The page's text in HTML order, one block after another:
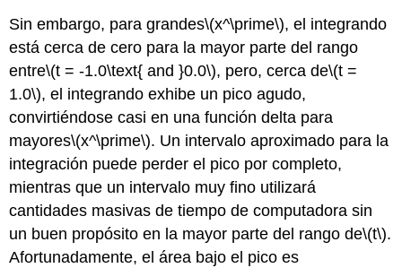
Sin embargo, para grandes\(x^\prime\), el integrando
está cerca de cero para la mayor parte del rango
entre\(t = -1.0\text{ and }0.0\), pero, cerca de\(t =
1.0\), el integrando exhibe un pico agudo,
convirtiéndose casi en una función delta para
mayores\(x^\prime\). Un intervalo aproximado para la
integración puede perder el pico por completo,
mientras que un intervalo muy fino utilizará
cantidades masivas de tiempo de computadora sin
un buen propósito en la mayor parte del rango de\(t\).
Afortunadamente, el área bajo el pico es